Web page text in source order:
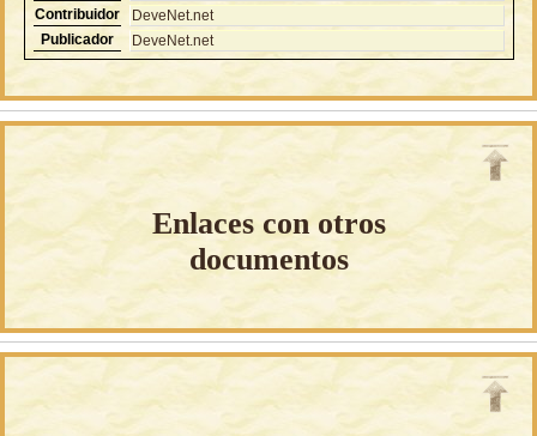
Contribuidor
DeveNet.net
Publicador
DeveNet.net
Enlaces con otros
documentos